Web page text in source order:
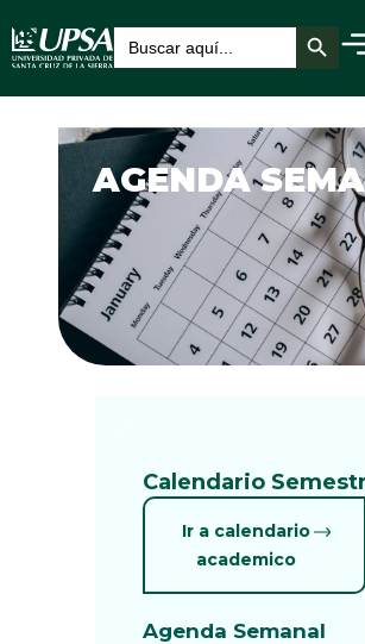
Buscar: Botón de búsqueda
AGENDA
Calendario
Ir a calendario
academico
Agenda Semanal